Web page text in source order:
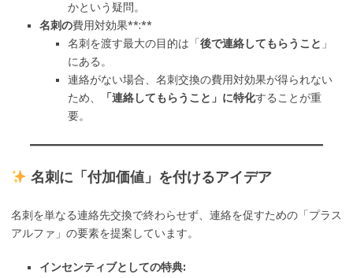
かという疑問。
名刺の費用対効果**:**
名刺を渡す最大の目的は「後で連絡してもらうこと 」
にある。
連絡がない場合、名刺交換の費用対効果が得られない
ため、
「連絡してもらうこと」に特化することが重
要。
名刺に「付加価値」を付けるアイデア
名刺を単なる連絡先交換で終わらせず、連絡を促すための「プラス
アルファ」の要素を提案しています。
インセンティブとしての特典: